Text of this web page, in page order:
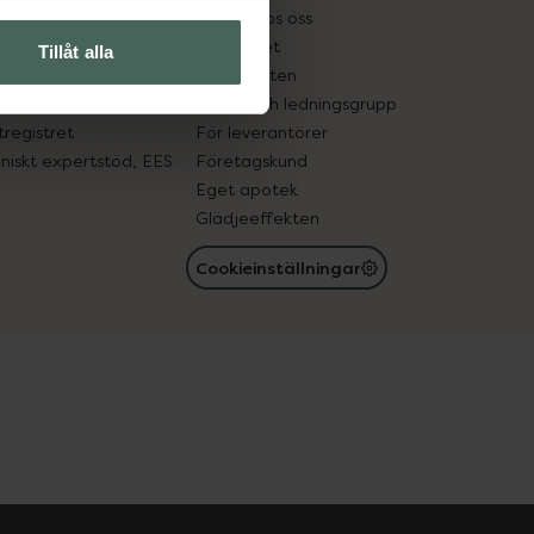
Tillåt alla
expertstöd, EES
Jobba hos oss
Hållbarhet
Samarbeten
Ägare och ledningsgrupp
För leverantörer
Företagskund
Eget apotek
Glädjeeffekten
Cookieinställningar